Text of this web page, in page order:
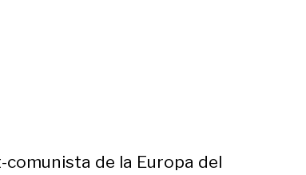
de la Europa del